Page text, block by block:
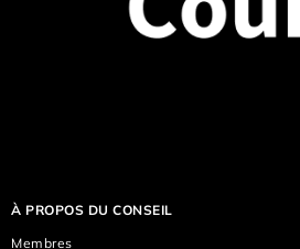
À PROPOS DU CONSEIL
Membres